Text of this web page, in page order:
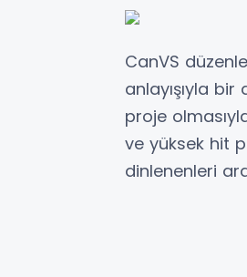
CanVS
anlayışıyla bir
proje
ve yüksek hit
dinlenenleri